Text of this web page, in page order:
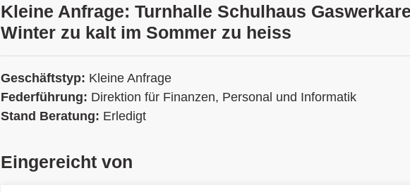
Kleine Anfrage: Turnhalle Schulhaus
Winter zu kalt im Sommer zu heiss
Geschäftstyp: Kleine Anfrage
Federführung: Direktion für Finanzen, Personal und Informatik
Stand Beratung: Erledigt
Eingereicht von